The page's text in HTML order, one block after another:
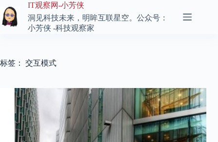
至
内
IT观察网-小芳侠
洞见科技未来，明眸互联星空。公众号：
小芳侠 -科技观察家
标签： 交互模式